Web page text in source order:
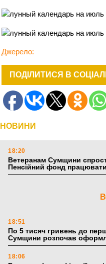
Джерело:
ПОДІЛИТИСЯ В
НОВИНИ
18:20
Ветеранам Сумщини
Пенсійний фонд
18:51
По 5 тисяч гривень до
Сумщини розпочав
18:06